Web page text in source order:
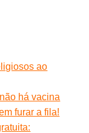
ao
há vacina
furar a fila!